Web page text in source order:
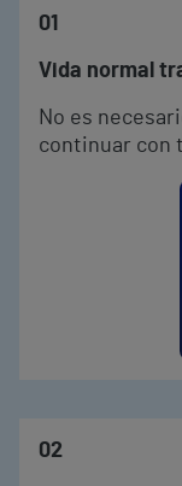
01
Vida normal
No es
continuar con
02